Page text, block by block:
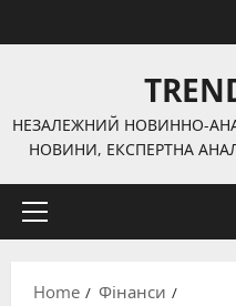
to
НЕЗАЛЕЖНИЙ НОВИННО-
НОВИНИ, ЕКСПЕРТНА
Primary
Home
Фінанси